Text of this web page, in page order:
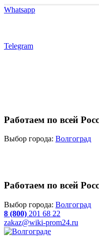
Whatsapp
Telegram
Работаем по всей
Выбор города: Волгоград
Работаем по всей
Выбор города: Волгоград
8 (800) 201 68 22
zakaz@wiki-prom24.ru